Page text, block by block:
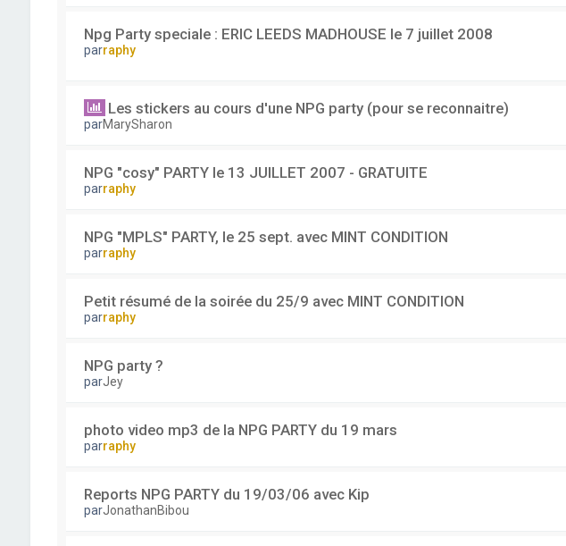
Npg Party speciale : ERIC LEEDS MADHOUSE le 7 juillet 2008
parraphy
Les stickers au cours d'une NPG party (pour se reconnaitre)
parMarySharon
NPG "cosy" PARTY le 13 JUILLET 2007 - GRATUITE
parraphy
NPG "MPLS" PARTY, le 25 sept. avec MINT CONDITION
parraphy
Petit résumé de la soirée du 25/9 avec MINT CONDITION
parraphy
NPG party ?
parJey
photo video mp3 de la NPG PARTY du 19 mars
parraphy
Reports NPG PARTY du 19/03/06 avec Kip
parJonathanBibou